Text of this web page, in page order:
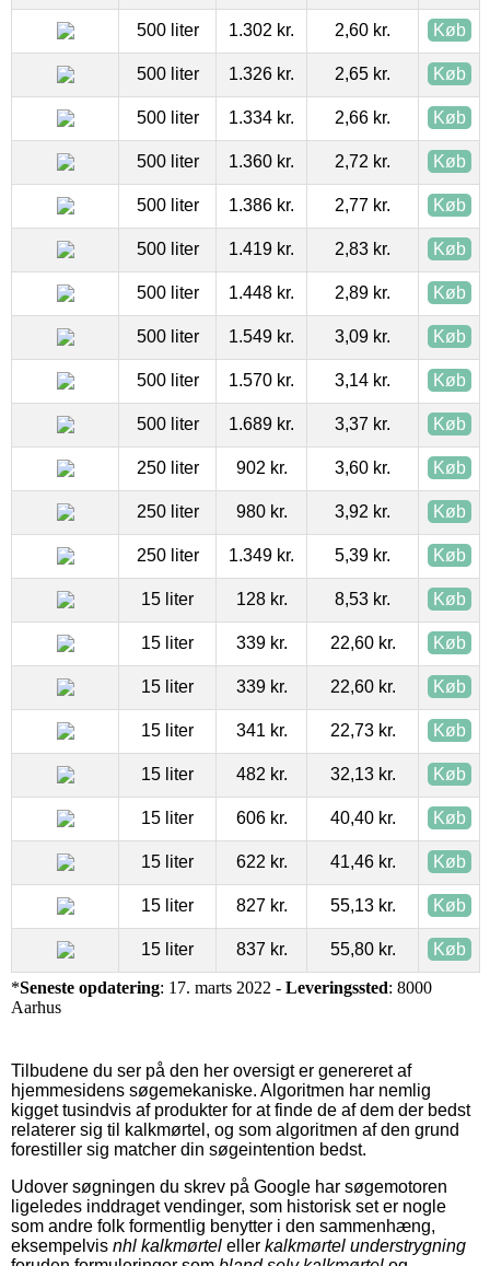
500 liter 1.302 kr. 2,60 kr. Køb
500 liter 1.326 kr. 2,65 kr. Køb
500 liter 1.334 kr. 2,66 kr. Køb
500 liter 1.360 kr. 2,72 kr. Køb
500 liter 1.386 kr. 2,77 kr. Køb
500 liter 1.419 kr. 2,83 kr. Køb
500 liter 1.448 kr. 2,89 kr. Køb
500 liter 1.549 kr. 3,09 kr. Køb
500 liter 1.570 kr. 3,14 kr. Køb
500 liter 1.689 kr. 3,37 kr. Køb
250 liter 902 kr. 3,60 kr. Køb
250 liter 980 kr. 3,92 kr. Køb
250 liter 1.349 kr. 5,39 kr. Køb
15 liter 128 kr. 8,53 kr. Køb
15 liter 339 kr. 22,60 kr. Køb
15 liter 339 kr. 22,60 kr. Køb
15 liter 341 kr. 22,73 kr. Køb
15 liter 482 kr. 32,13 kr. Køb
15 liter 606 kr. 40,40 kr. Køb
15 liter 622 kr. 41,46 kr. Køb
15 liter 827 kr. 55,13 kr. Køb
15 liter 837 kr. 55,80 kr. Køb
*Seneste opdatering: 17. marts 2022 - Leveringssted: 8000
Aarhus
Tilbudene du ser på den her oversigt er genereret af
hjemmesidens søgemekaniske. Algoritmen har nemlig
kigget tusindvis af produkter for at finde de af dem der bedst
relaterer sig til kalkmørtel, og som algoritmen af den grund
forestiller sig matcher din søgeintention bedst.
Udover søgningen du skrev på Google har søgemotoren
ligeledes inddraget vendinger, som historisk set er nogle
som andre folk formentlig benytter i den sammenhæng,
eksempelvis nhl kalkmørtel eller kalkmørtel understrygning